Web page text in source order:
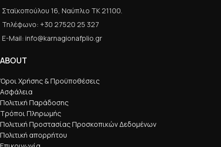
Σταϊκοπούλου 16, Ναύπλιο ΤΚ 21100.
Τηλέφωνο: +30 27520 25 327
E-Mail: info@karnagionafplio.gr
ABOUT
Όροι Χρήσης & Προϋποθέσεις
Ασφάλεια
Πολιτική Παράδοσης
Τρόποι Πληρωμής
Πολιτική Προστασίας Προσκοπικών Δεδομένων
Πολιτική απορρήτου